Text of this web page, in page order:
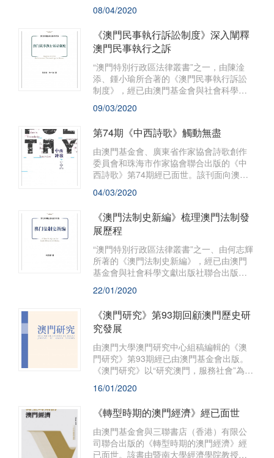
門──全球華文散文大賽”的三十多篇得奬作
品。
08/04/2020
《澳門民事執行訴訟制度》深入闡釋
澳門民事執行之訴
“澳門特別行政區法律叢書”之一，由陳淦
添、鍾小瑜所合著的《澳門民事執行訴訟
制度》，經已由澳門基金會與社會科學文
獻出版社聯合出版，並於全國包括澳門地
區同時發行。
09/03/2020
第74期《中西詩歌》觸動無盡
由澳門基金會、廣東省作家協會詩歌創作
委員會和珠海市作家協會聯合出版的《中
西詩歌》第74期經已面世。該刊面向澳門
及各地作者開放投稿，以尊重自由和開放
包容的精神，精選原創華文作品或外語詩
譯作，與詩人及其作品一起營造一個多彩
紛呈的詩歌世界。
04/03/2020
《澳門法制史新編》梳理澳門法制發
展歷程
“澳門特別行政區法律叢書”之一、由何志輝
所著的《澳門法制史新編》，經已由澳門
基金會與社會科學文獻出版社聯合出版，
並於全國包括澳門地區同時發行。
22/01/2020
《澳門研究》第93期回顧澳門歷史研
究發展
由澳門大學澳門研究中心組稿編輯的《澳
門研究》第93期經已由澳門基金會出版。
《澳門研究》以“研究澳門，服務社會”為宗
旨，透過選編、刊登海內外人文社會科學
的研究論文，薈萃各家學術思想，是推動
和深化“澳門學”建設的重要陣地，深受海內
外學界的關注。
16/01/2020
《轉型時期的澳門經濟》經已面世
由澳門基金會與三聯書店（香港）有限公
司聯合出版的《轉型時期的澳門經濟》經
已面世。該書由暨南大學經濟學院教授馮